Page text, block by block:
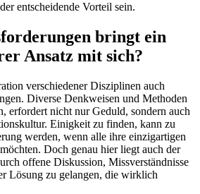
entscheidende Vorteil sein.
bringt ein
Ansatz mit sich?
verschiedener Disziplinen auch
Diverse Denkweisen und Methoden
erfordert nicht nur Geduld, sondern auch
Einigkeit zu finden, kann zu
werden, wenn alle ihre einzigartigen
Doch genau hier liegt auch der
offene Diskussion, Missverständnisse
Lösung zu gelangen, die wirklich